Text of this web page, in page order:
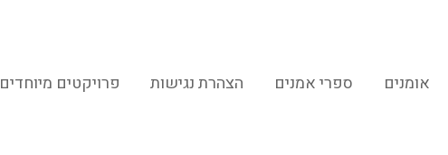
פרויקטים מיוחדים הצהרת נגישות ספרי אמנים אומנים